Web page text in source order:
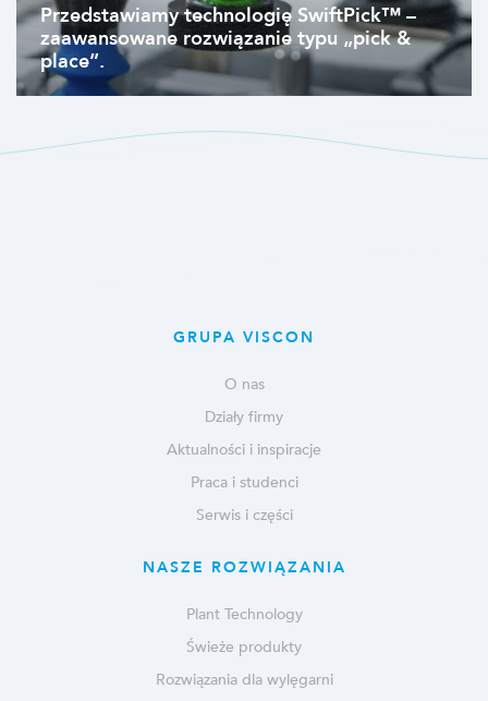
Przedstawiamy technologię SwiftPick™ –
zaawansowane rozwiązanie typu „pick &
place”.
GRUPA VISCON
O nas
Działy firmy
Aktualności i inspiracje
Praca i studenci
Serwis i części
NASZE ROZWIĄZANIA
Plant Technology
Świeże produkty
Rozwiązania dla wylęgarni